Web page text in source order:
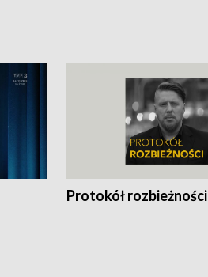
Protokół rozbieżności